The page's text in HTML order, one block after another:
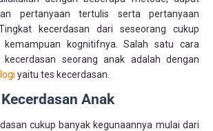
pertanyaan tertulis serta pertanyaan
kecerdasan dari seseorang cukup
kemampuan kognitifnya. Salah satu cara
seorang anak adalah dengan
yaitu tes kecerdasan.
Anak
cukup banyak kegunaannya mulai dari